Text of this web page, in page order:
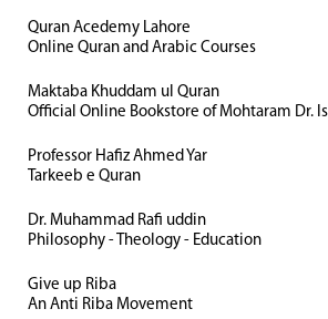
Quran Acedemy Lahore
Online Quran and Arabic Courses
Maktaba Khuddam ul Quran
Official Online Bookstore of Mohtaram Dr.
Professor Hafiz Ahmed Yar
Tarkeeb e Quran
Dr. Muhammad Rafi uddin
Philosophy - Theology - Education
Give up Riba
An Anti Riba Movement